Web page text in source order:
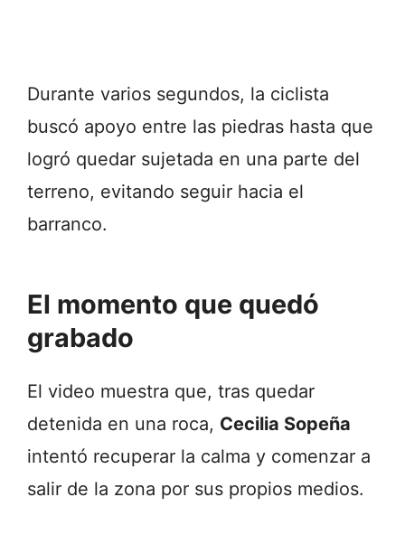
Durante varios segundos, la ciclista
buscó apoyo entre las piedras hasta que
logró quedar sujetada en una parte del
terreno, evitando seguir hacia el
barranco.
El momento que quedó
grabado
El video muestra que, tras quedar
detenida en una roca, Cecilia Sopeña
intentó recuperar la calma y comenzar a
salir de la zona por sus propios medios.